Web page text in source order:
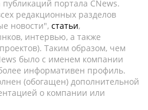
портала CNews.
редакционных разделов
новости", статьи,
интервью, а также
Таким образом, чем
было с именем компании
информативен профиль.
(обогащен) дополнительной
о компании или